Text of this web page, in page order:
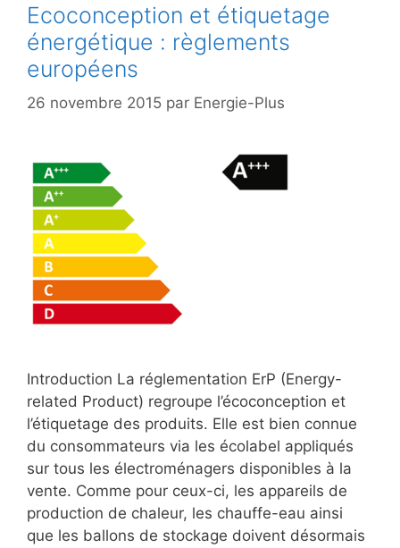
Ecoconception et étiquetage
énergétique : règlements
européens
26 novembre 2015 par Energie-Plus
Introduction La réglementation ErP (Energy-
related Product) regroupe l’écoconception et
l’étiquetage des produits. Elle est bien connue
du consommateurs via les écolabel appliqués
sur tous les électroménagers disponibles à la
vente. Comme pour ceux-ci, les appareils de
production de chaleur, les chauffe-eau ainsi
que les ballons de stockage doivent désormais